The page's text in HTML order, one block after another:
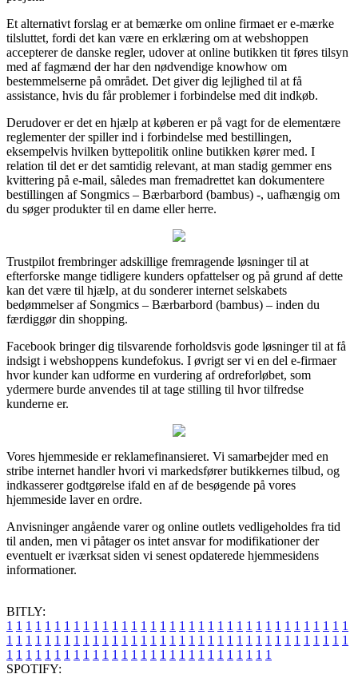
Et alternativt forslag er at bemærke om online firmaet er e-mærke
tilsluttet, fordi det kan være en erklæring om at webshoppen
accepterer de danske regler, udover at online butikken tit føres tilsyn
med af fagmænd der har den nødvendige knowhow om
bestemmelserne på området. Det giver dig lejlighed til at få
assistance, hvis du får problemer i forbindelse med dit indkøb.
Derudover er det en hjælp at køberen er på vagt for de elementære
reglementer der spiller ind i forbindelse med bestillingen,
eksempelvis hvilken byttepolitik online butikken kører med. I
relation til det er det samtidig relevant, at man stadig gemmer ens
kvittering på e-mail, således man fremadrettet kan dokumentere
bestillingen af Songmics – Bærbarbord (bambus) -, uafhængig om
du søger produkter til en dame eller herre.
Trustpilot frembringer adskillige fremragende løsninger til at
efterforske mange tidligere kunders opfattelser og på grund af dette
kan det være til hjælp, at du sonderer internet selskabets
bedømmelser af Songmics – Bærbarbord (bambus) – inden du
færdiggør din shopping.
Facebook bringer dig tilsvarende forholdsvis gode løsninger til at få
indsigt i webshoppens kundefokus. I øvrigt ser vi en del e-firmaer
hvor kunder kan udforme en vurdering af ordreforløbet, som
ydermere burde anvendes til at tage stilling til hvor tilfredse
kunderne er.
Vores hjemmeside er reklamefinansieret. Vi samarbejder med en
stribe internet handler hvori vi markedsfører butikkernes tilbud, og
indkasserer godtgørelse ifald en af de besøgende på vores
hjemmeside laver en ordre.
Anvisninger angående varer og online outlets vedligeholdes fra tid
til anden, men vi påtager os intet ansvar for modifikationer der
eventuelt er iværksat siden vi senest opdaterede hjemmesidens
informationer.
BITLY:
1 1 1 1 1 1 1 1 1 1 1 1 1 1 1 1 1 1 1 1 1 1 1 1 1 1 1 1 1 1 1 1 1 1 1 1
1 1 1 1 1 1 1 1 1 1 1 1 1 1 1 1 1 1 1 1 1 1 1 1 1 1 1 1 1 1 1 1 1 1 1 1
1 1 1 1 1 1 1 1 1 1 1 1 1 1 1 1 1 1 1 1 1 1 1 1 1 1 1 1
SPOTIFY: